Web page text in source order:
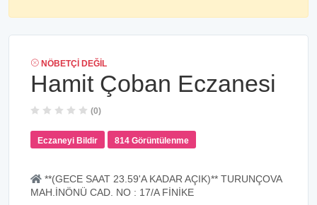
NÖBETÇI DEĞIL
Hamit Çoban Eczanesi
(0)
Eczaneyi Bildir 814 Görüntülenme
**(GECE SAAT 23.59'A KADAR AÇIK)** TURUNÇOVA
MAH.İNÖNÜ CAD. NO : 17/A FİNİKE